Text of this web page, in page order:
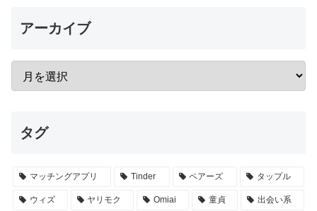
アーカイブ
タグ
マッチングアプリ Tinder ペアーズ タップル
ウィズ ヤリモク Omiai 童貞 出会い系